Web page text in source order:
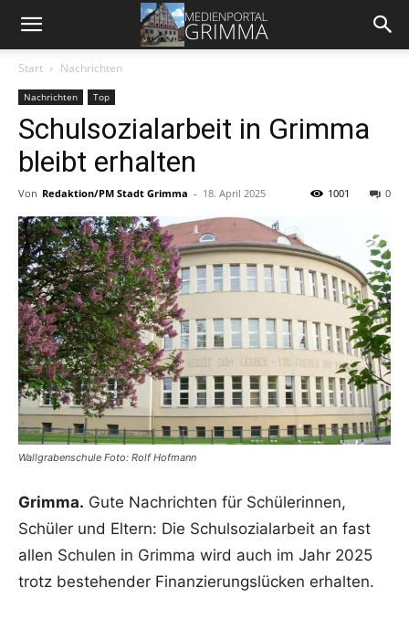
Start Nachrichten
Nachrichten Top
Schulsozialarbeit in Grimma
bleibt erhalten
Von Redaktion/PM Stadt Grimma - 18. April 2025 0
1001
Wallgrabenschule Foto: Rolf Hofmann
Grimma. Gute Nachrichten für Schülerinnen,
Schüler und Eltern: Die Schulsozialarbeit an fast
allen Schulen in Grimma wird auch im Jahr 2025
trotz bestehender Finanzierungslücken erhalten.